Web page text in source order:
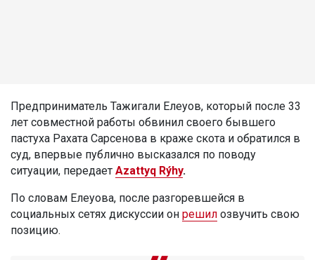
Предприниматель Тажигали Елеуов, который после 33
лет совместной работы обвинил своего бывшего
пастуха Рахата Сарсенова в краже скота и обратился в
суд, впервые публично высказался по поводу
ситуации, передает Azattyq Rýhy.
По словам Елеуова, после разгоревшейся в
социальных сетях дискуссии он решил озвучить свою
позицию.